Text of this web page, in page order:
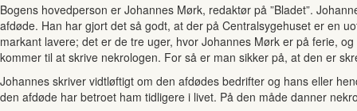
Bogens hovedperson er Johannes Mørk, redaktør på ”Bladet”.
afdøde. Han har gjort det så godt, at der på Centralsygehuset er en
markant lavere; det er de tre uger, hvor Johannes Mørk er på ferie,
kommer til at skrive nekrologen. For så er man sikker på, at den er
Johannes skriver vidtløftigt om den afdødes bedrifter og hans eller
den afdøde har betroet ham tidligere i livet. På den måde danner